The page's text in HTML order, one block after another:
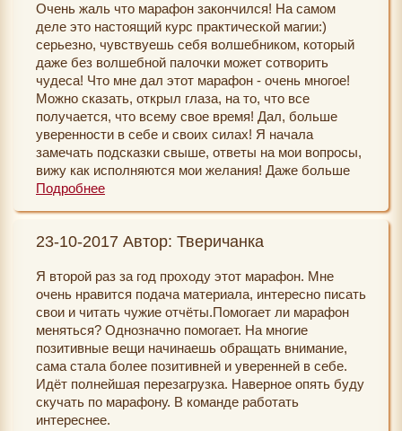
понимаю, как мало внимания я обращала, а ведь эти
мелочи всегда есть в нашей жизни, просто когда мы
уверены что все у нас плохо, мы концентрируемся
только на негативе, и нам кажется, что ничего
хорошего и доброго с нами в это время просто не
происходит. А когда я стала по заданию
прокручивать в голове хорошие мысли и думать и
ждать чего-то светлого и доброго, оно не заставило
себя жлать))) вот так-то))) вот только внезапно
марафон закончился (((жаль. Однако надеюсь, что
его ещё будут проводить))) нам так не хватает чудес
в жизни, хорошо, что есть такой марафон и такие
намерена ещё проходить этот марафон, так как хочу,
произошли и так стало все хорошо, что об этом
можно будет здесь на сайте рассказать и стать
реальным примером, чья история будет размещена
здесь и чтобы те, кто нуждается в поддержке,
прочли мой отзыв и стали участником этого
марафона - он стоит каждой копейки, запрошенной
за право участия. Это точно. Если у вас сбой чудес
и позитива по жизни, вам сюда!!!)))) удачи!!!
Очень жаль что марафон закончился! На самом
деле это настоящий курс практической магии:)
серьезно, чувствуешь себя волшебником, который
даже без волшебной палочки может сотворить
чудеса! Что мне дал этот марафон - очень многое!
Можно сказать, открыл глаза, на то, что все
получается, что всему свое время! Дал, больше
уверенности в себе и своих силах! Я начала
замечать подсказки свыше, ответы на мои вопросы,
вижу как исполняются мои желания! Даже больше
скажу, что они начали легче исполняться!
получаться даже то, что раньше не получалось! Я
вы наши верховные волшебницы! За то, что вы
создали все это! За то, что помогаете людям! Это
неоценимая работа! Я так рада участию в этом
марафоне!!! Даже убеждена в том, что он нам всем
нужен! Потому что мир меняется с нас самих!
Желаю вам и всем участникам марафона, как можно
больше волшебства и чуда в вашей жизни! Пускай
ваши мечты сбываются!!!! Теперь хочется
поучаствовать еще и во второй части, надеюсь все
Подробнее
23-10-2017 Автор: Тверичанка
Я второй раз за год проходу этот марафон. Мне
очень нравится подача материала, интересно писать
свои и читать чужие отчёты.Помогает ли марафон
меняться? Однозначно помогает. На многие
позитивные вещи начинаешь обращать внимание,
сама стала более позитивней и уверенней в себе.
Идёт полнейшая перезагрузка. Наверное опять буду
скучать по марафону. В команде работать
интереснее.